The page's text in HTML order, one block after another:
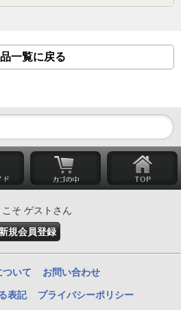
一覧に戻る
こそ ゲストさん
規会員登録
ついて お問い合わせ
表記 プライバシーポリシー